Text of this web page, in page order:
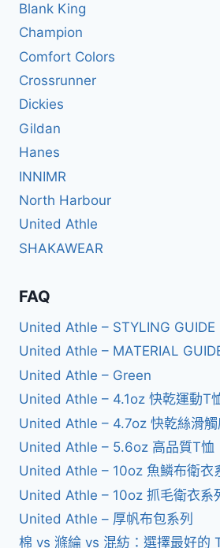
Blank King
Champion
Comfort Colors
Crossrunner
Dickies
Gildan
Hanes
INNIMR
North Harbour
United Athle
SHAKAWEAR
FAQ
United Athle – STYLING GUIDE
United Athle – MATERIAL
United Athle – Green
United Athle – 4.1oz 快乾運動T
United Athle – 4.7oz 快乾絲滑觸
United Athle – 5.6oz 高品質T恤
United Athle – 10oz 魚鱗布衛衣
United Athle – 10oz 抓毛衛衣系
United Athle – 厚帆布包系列
棉 vs 滌綸 vs 混紡：選擇最好的